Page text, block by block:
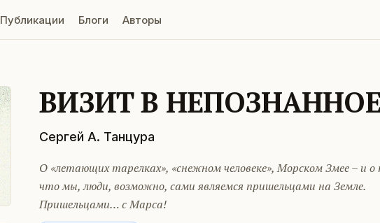
Публикации Блоги Авторы
ВИЗИТ В
Сергей А. Танцура
О «летающих тарелках», «снежном человеке», Морском Змее – и
что мы, люди, возможно, сами являемся пришельцами на Земле.
Пришельцами… с Марса!